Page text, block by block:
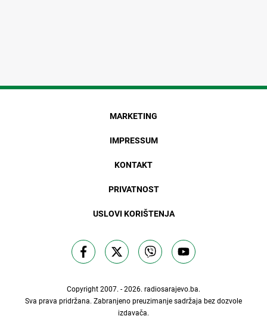
MARKETING
IMPRESSUM
KONTAKT
PRIVATNOST
USLOVI KORIŠTENJA
Copyright 2007. - 2026. radiosarajevo.ba.
Sva prava pridržana. Zabranjeno preuzimanje sadržaja bez dozvole
izdavača.